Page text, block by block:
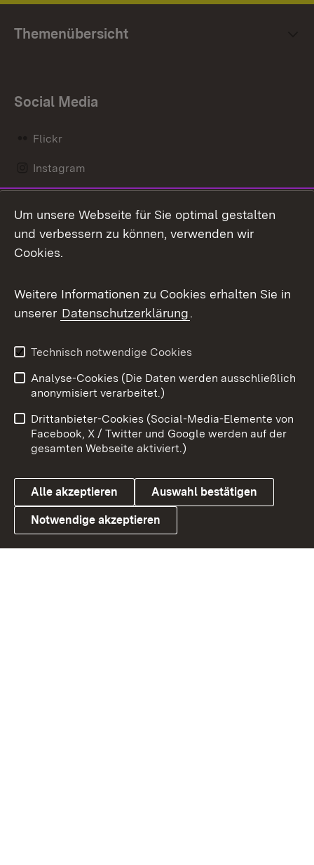
Themenübersicht
Social Media
Flickr
Instagram
Mastodon
Messenger
Social Wall
X / Twitter
Youtube
Link zum Landesportal
Benutzungshinweise
Barrierefreiheit
Datenschutz
Cookies
Um unsere Webseite für Sie optimal gestalten
und verbessern zu können, verwenden wir
Cookies.
Weitere Informationen zu Cookies erhalten Sie in
unserer Datenschutzerklärung.
Technisch notwendige Cookies
Analyse-Cookies (Die Daten werden ausschließlich
anonymisiert verarbeitet.)
Drittanbieter-Cookies (Social-Media-Elemente von
Facebook, X / Twitter und Google werden auf der
gesamten Webseite aktiviert.)
Alle akzeptieren Auswahl bestätigen
Notwendige akzeptieren